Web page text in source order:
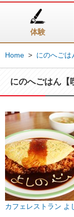
体験
Home > にのへごは
にのへごはん【
カフェレストラン よ